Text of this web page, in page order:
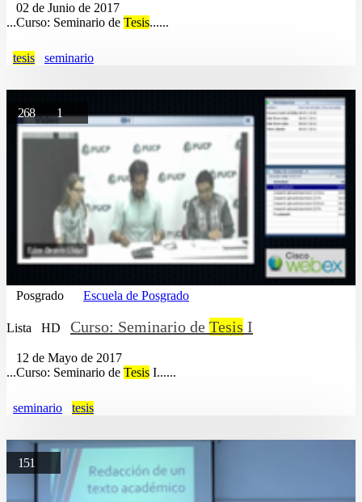
02 de Junio de 2017
...Curso: Seminario de Tesis......
tesis seminario
2681
Posgrado Escuela de Posgrado
Lista HD Curso: Seminario de Tesis I
12 de Mayo de 2017
...Curso: Seminario de Tesis I......
seminario tesis
151